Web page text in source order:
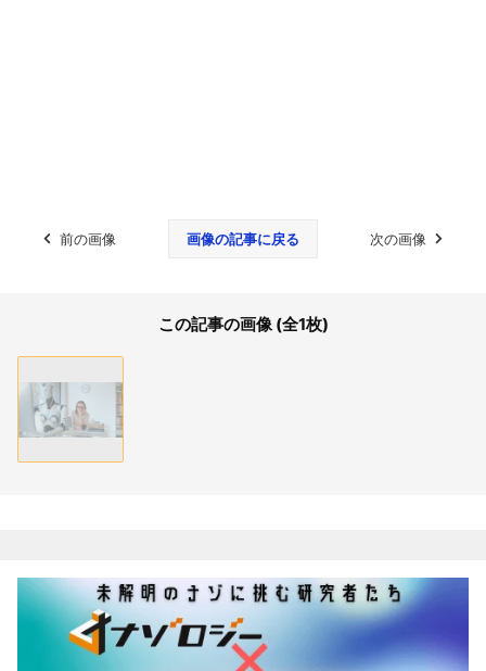
前の画像 画像の記事に戻る 次の画像
この記事の画像 (全1枚)